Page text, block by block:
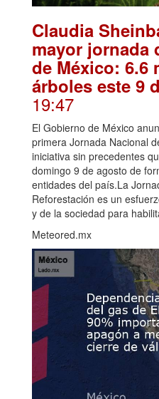
Claudia
mayor jornada
de México: 6.6
árboles este 9
19:47
El Gobierno de México
primera Jornada Nacional
iniciativa sin precedentes
domingo 9 de agosto de
entidades del país.La
Reforestación es un
y de la sociedad para
Meteored.mx